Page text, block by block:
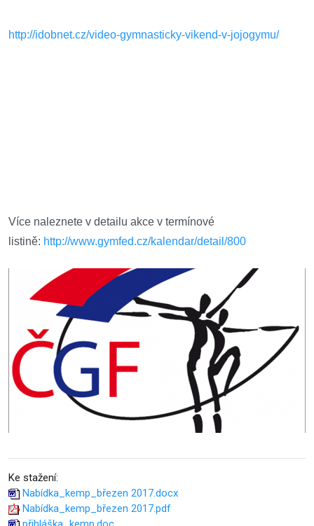
http://idobnet.cz/video-gymnasticky-vikend-v-jojogymu/
Více naleznete v detailu akce v termínové
listině: http://www.gymfed.cz/kalendar/detail/800
Ke stažení:
Nabídka_kemp_březen 2017.docx
Nabídka_kemp_březen 2017.pdf